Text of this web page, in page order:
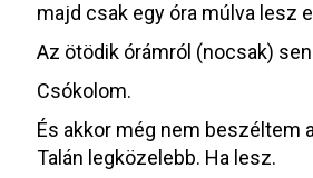
majd csak egy óra múlva lesz
Az ötödik órámról (nocsak)
Csókolom.
És akkor még nem beszéltem
Talán legközelebb. Ha lesz.